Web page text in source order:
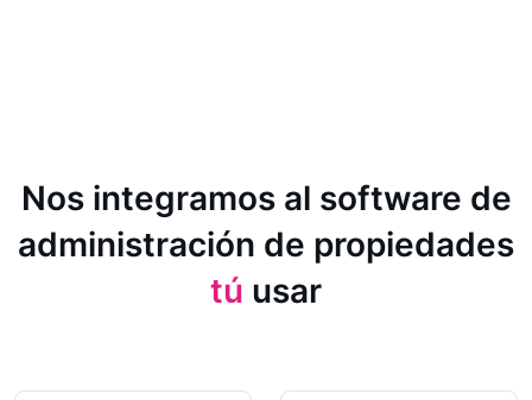
Nos integramos al software de
administración de propiedades
tú usar